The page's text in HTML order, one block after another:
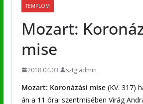
TEMPLOM
Mozart:
mise
2018.04.03. sztg admin
Mozart: Koronázási mise(KV. 317)
án a 11 órai szentmisében Virág